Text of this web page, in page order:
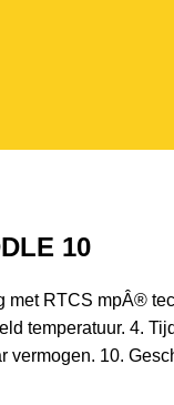
10
RTCS mpÂ®
temperatuur. 4.
10.